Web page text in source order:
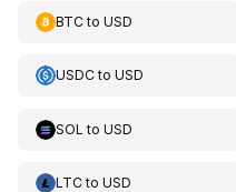
BTCto USD
USDCto USD
SOL to USD
LTCto USD